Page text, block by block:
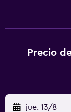
Precio
jue. 13/8